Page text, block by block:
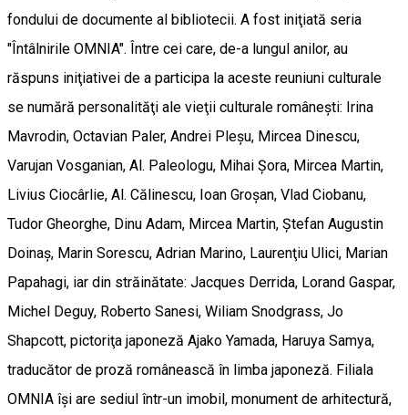
fondului de documente al bibliotecii. A fost iniţiată seria
"Întâlnirile OMNIA". Între cei care, de-a lungul anilor, au
răspuns iniţiativei de a participa la aceste reuniuni culturale
se numără personalităţi ale vieţii culturale româneşti: Irina
Mavrodin, Octavian Paler, Andrei Pleşu, Mircea Dinescu,
Varujan Vosganian, Al. Paleologu, Mihai Şora, Mircea Martin,
Livius Ciocârlie, Al. Călinescu, Ioan Groşan, Vlad Ciobanu,
Tudor Gheorghe, Dinu Adam, Mircea Martin, Ştefan Augustin
Doinaş, Marin Sorescu, Adrian Marino, Laurenţiu Ulici, Marian
Papahagi, iar din străinătate: Jacques Derrida, Lorand Gaspar,
Michel Deguy, Roberto Sanesi, Wiliam Snodgrass, Jo
Shapcott, pictoriţa japoneză Ajako Yamada, Haruya Samya,
traducător de proză românească în limba japoneză. Filiala
OMNIA îşi are sediul într-un imobil, monument de arhitectură,